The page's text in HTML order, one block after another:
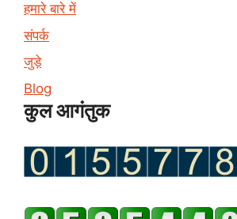
हमारे बारे में
संपर्क
जुड़े
Blog
कुल आगंतुक